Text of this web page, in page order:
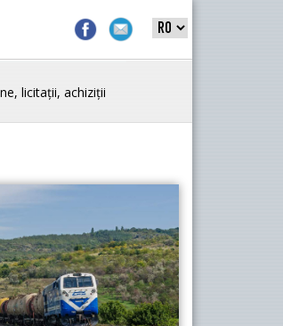
licitații, achiziții